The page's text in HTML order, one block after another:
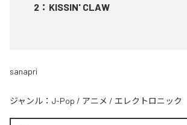
2 ： KISSIN' CLAW
sanapri
ジャンル： J-Pop / アニメ / エレクトロニック